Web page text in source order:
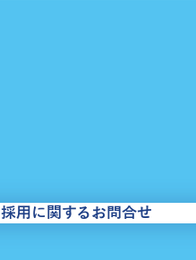
＞迂回運行のお知らせ
採用に関するお問合せ